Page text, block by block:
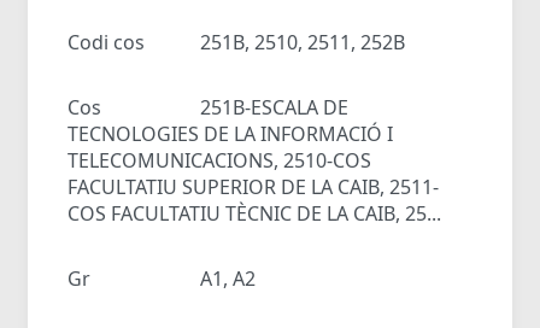
Codi cos 251B, 2510, 2511, 252B
Cos
251B-ESCALA DE
TECNOLOGIES DE LA INFORMACIÓ I
TELECOMUNICACIONS, 2510-COS
FACULTATIU SUPERIOR DE LA CAIB, 2511-
COS FACULTATIU TÈCNIC DE LA CAIB, 25...
Gr A1, A2